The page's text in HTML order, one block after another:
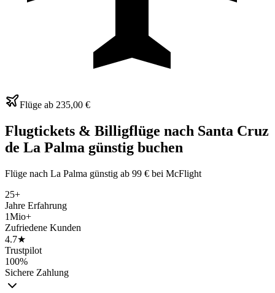
Flüge ab 235,00 €
Flugtickets & Billigflüge nach Santa Cruz
de La Palma günstig buchen
Flüge nach La Palma günstig ab 99 € bei McFlight
25+
Jahre Erfahrung
1Mio+
Zufriedene Kunden
4.7★
Trustpilot
100%
Sichere Zahlung